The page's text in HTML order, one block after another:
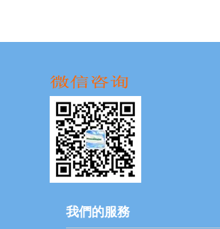
我們的服務